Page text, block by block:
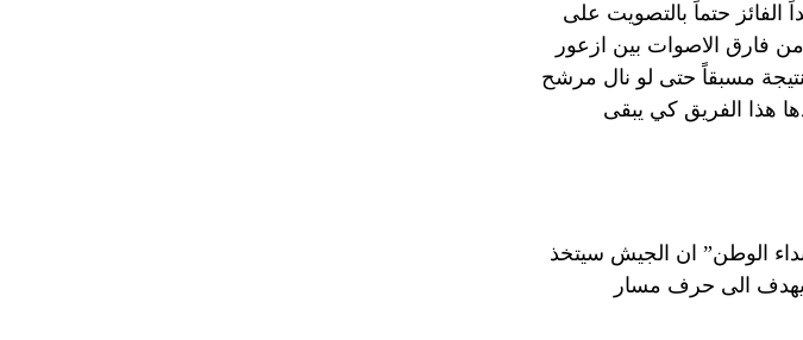
حتماً بالتصويت على
فارق الاصوات بين ازعور
مسبقاً حتى لو نال مرشح
هذا الفريق كي يبقى
الوطن” ان الجيش سيتخذ
يهدف الى حرف مسار